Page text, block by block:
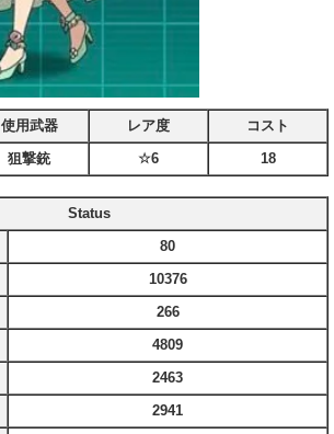
使用武器 レア度
コスト
狙撃銃 ☆6 18
Status
80
10376
266
4809
2463
2941